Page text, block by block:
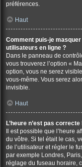
préférences.
Haut
Comment puis-je
utilisateurs en ligne ?
Dans le panneau de
vous trouverez l’option «
option, vous ne serez
vous-même. Vous serez
invisible.
Haut
L’heure n’est pas correcte
Il est possible que l’heure
du vôtre. Si tel était le cas,
de l’utilisateur et régler le
par exemple Londres,
réglage du fuseau horaire,